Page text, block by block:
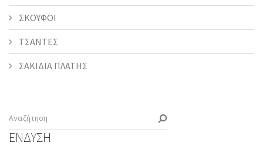
ΣΚΟΥΦΟΙ
ΤΣΑΝΤΕΣ
ΣΑΚΙΔΙΑ ΠΛΑΤΗΣ
ΕΝΔΥΣΗ